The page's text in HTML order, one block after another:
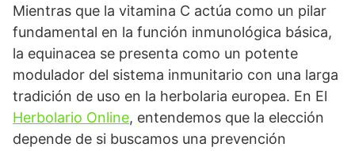
Mientras que la vitamina C actúa como un pilar
fundamental en la función inmunológica básica,
la equinacea se presenta como un potente
modulador del sistema inmunitario con una larga
tradición de uso en la herbolaria europea. En El
Herbolario Online, entendemos que la elección
depende de si buscamos una prevención